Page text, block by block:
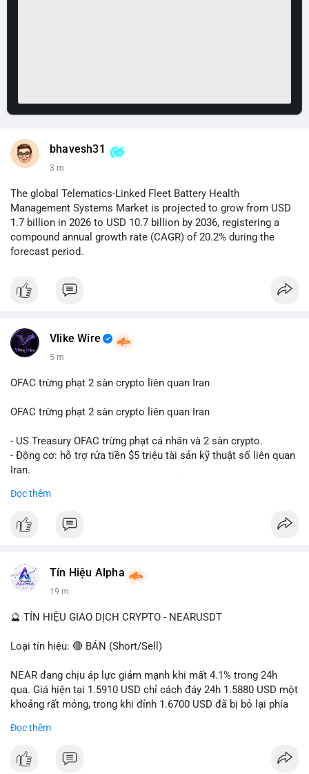
bhavesh31
3 m
The global Telematics-Linked Fleet Battery Health
Management Systems Market is projected to grow from USD
1.7 billion in 2026 to USD 10.7 billion by 2036, registering a
compound annual growth rate (CAGR) of 20.2% during the
forecast period.
Vlike Wire
5 m
OFAC trừng phạt 2 sàn crypto liên quan Iran
OFAC trừng phạt 2 sàn crypto liên quan Iran
- US Treasury OFAC trừng phạt cá nhân và 2 sàn crypto.
- Động cơ: hỗ trợ rửa tiền $5 triệu tài sản kỹ thuật số liên quan
Iran.
- Tác động: rủi ro cho thị trường crypto, tăng áp lực pháp lý.
#binancesquare
#vlikevn #titanbot
📰 Nguồn: Cointelegraph
Đọc thêm
Tín Hiệu Alpha
19 m
🔮 TÍN HIỆU GIAO DỊCH CRYPTO - NEARUSDT
Loại tín hiệu: 🔴 BÁN (Short/Sell)
NEAR đang chịu áp lực giảm mạnh khi mất 4.1% trong 24h
qua. Giá hiện tại 1.5910 USD chỉ cách đáy 24h 1.5880 USD một
khoảng rất mỏng, trong khi đỉnh 1.6700 USD đã bị bỏ lại phía
kiểm soát hoàn toàn. Khối lượng giao dịch 10.29 triệu NEAR
tiếp diễn.
Đọc thêm